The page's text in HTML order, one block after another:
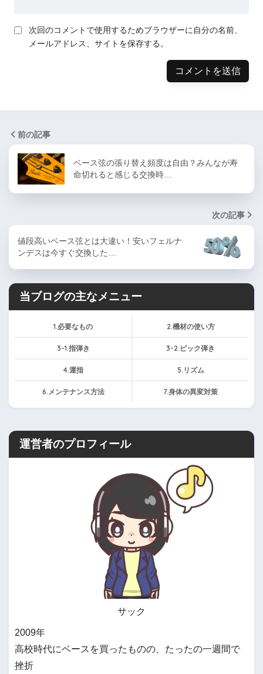
次回のコメントで使用するためブラウザーに自分の名前、
メールアドレス、サイトを保存する。
前の記事
ベース弦の張り替え頻度は自由？みんなが寿
命切れると感じる交換時…
次の記事
値段高いベース弦とは大違い！安いフェルナ
ンデスは今すぐ交換した…
当ブログの主なメニュー
1.必要なもの 2.機材の使い方
3-1.指弾き 3-2.ピック弾き
4.運指 5.リズム
6.メンテナンス方法 7.身体の異変対策
運営者のプロフィール
サック
2009年
高校時代にベースを買ったものの、たったの一週間で
挫折